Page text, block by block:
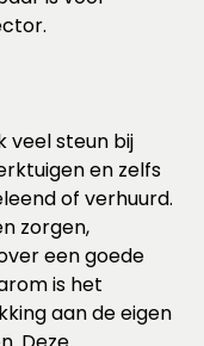
veel steun bij
en zelfs
of verhuurd.
zorgen,
een goede
is het
aan de eigen